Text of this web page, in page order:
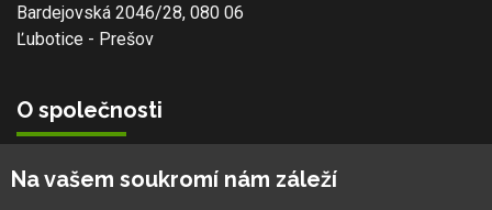
Bardejovská 2046/28, 080 06
Ľubotice - Prešov
O společnosti
Vlastní výroba
Náš tým
Na vašem soukromí nám záleží